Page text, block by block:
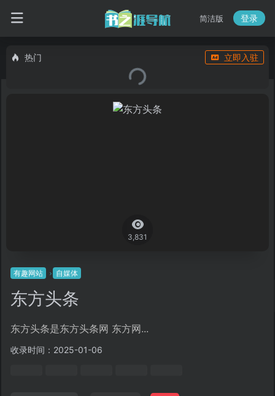
简洁版 登录
热门 立即入驻
3,831
有趣网站 自媒体
东方头条
东方头条是东方头条网 东方网...
收录时间：2025-01-06